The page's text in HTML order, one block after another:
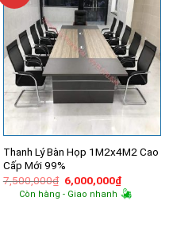
Thanh Lý Bàn Họp 1M2x4M2 Cao
Cấp Mới 99%
7,500,000₫ Giá
gốc
là:
6,000,000₫Giá
hiện
tại
Còn hàng - Giao nhanh